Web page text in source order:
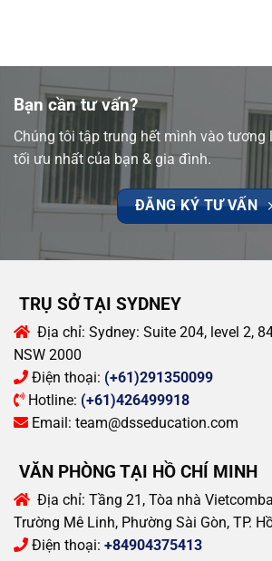
Bạn cần tư vấn?
Chúng tôi tập trung hết mình vào tương
tối ưu nhất của bạn & gia đình.
ĐĂNG KÝ TƯ VẤN
TRỤ SỞ TẠI SYDNEY
Địa chỉ: Sydney: Suite 204, level 2,
NSW 2000
Điện thoại: (+61)291350099
Hotline: (+61)426499918
Email: team@dsseducation.com
VĂN PHÒNG TẠI HỒ CHÍ MINH
Địa chỉ: Tầng 21, Tòa nhà
Trường Mê Linh, Phường Sài Gòn, TP.
Điện thoại: +84904375413